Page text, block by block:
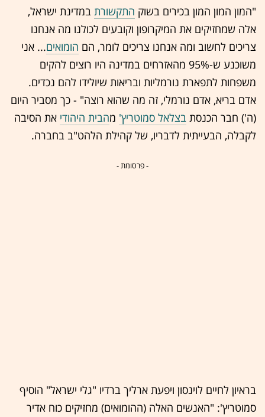
"המון המון המון בכירים בשוק התקשורת במדינת ישראל,
אלה שמחזיקים את המיקרופון וקובעים לכולנו מה אנחנו
צריכים לחשוב ומה אנחנו צריכים לומר, הם הומואים... אני
משוכנע ש-95% מהאזרחים במדינה היו רוצים להקים
משפחות לתפארת נורמליות ובריאות שיולידו להם נכדים.
אדם בריא, אדם נורמלי, זה מה שהוא רוצה" - כך מסביר היום
(ה') חבר הכנסת בצלאל סמוטריץ' מהבית היהודי את הסיבה
לקבלה, הבעייתית לדבריו, של קהילת הלהט"ב בחברה.
- פרסומת -
בראיון לחיים לוינסון ויפעת ארליך ברדיו "גלי ישראל" הוסיף
סמוטריץ': "האנשים האלה (ההומואים) מחזיקים כוח אדיר